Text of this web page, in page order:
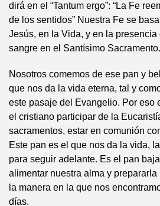
dirá en el “Tantum ergo”: “La Fe
de los sentidos” Nuestra Fe se
Jesús, en la Vida, y en la presencia
sangre en el Santísimo Sacramento.
Nosotros comemos de ese pan y
que nos da la vida eterna, tal y
este pasaje del Evangelio. Por eso
el cristiano participar de la
sacramentos, estar en comunión
Este pan es el que nos da la vida,
para seguir adelante. Es el pan
alimentar nuestra alma y
la manera en la que nos
días.